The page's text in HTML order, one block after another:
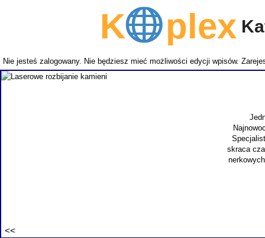
Kplex
Nie jesteś zalogowany. Nie będziesz mieć możliwości edycji wpisów.
skraca